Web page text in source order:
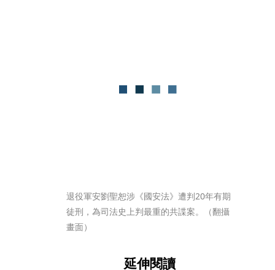
退役軍安劉聖恕涉《國安法》遭判20年有期
徒刑，為司法史上判最重的共諜案。（翻攝
畫面）
延伸閱讀